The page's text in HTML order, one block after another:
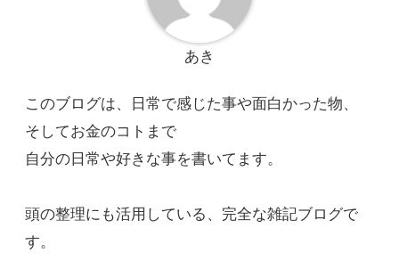
あき
このブログは、日常で感じた事や面白かった物、
そしてお金のコトまで
自分の日常や好きな事を書いてます。
頭の整理にも活用している、完全な雑記ブログで
す。